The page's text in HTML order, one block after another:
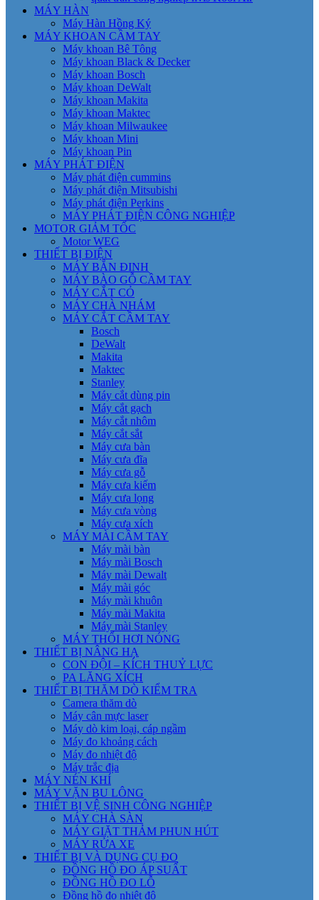
MÁY HÀN
Máy Hàn Hồng Ký
MÁY KHOAN CẦM TAY
Máy khoan Bê Tông
Máy khoan Black & Decker
Máy khoan Bosch
Máy khoan DeWalt
Máy khoan Makita
Máy khoan Maktec
Máy khoan Milwaukee
Máy khoan Mini
Máy khoan Pin
MÁY PHÁT ĐIỆN
Máy phát điện cummins
Máy phát điện Mitsubishi
Máy phát điện Perkins
MÁY PHÁT ĐIỆN CÔNG NGHIỆP
MOTOR GIẢM TỐC
Motor WEG
THIẾT BỊ ĐIỆN
MÁY BẮN ĐINH
MÁY BÀO GỖ CẦM TAY
MÁY CẮT CỎ
MÁY CHÀ NHÁM
MÁY CẮT CẦM TAY
Bosch
DeWalt
Makita
Maktec
Stanley
Máy cắt dùng pin
Máy cắt gạch
Máy cắt nhôm
Máy cắt sắt
Máy cưa bàn
Máy cưa đĩa
Máy cưa gỗ
Máy cưa kiếm
Máy cưa lọng
Máy cưa vòng
Máy cưa xích
MÁY MÀI CẦM TAY
Máy mài bàn
Máy mài Bosch
Máy mài Dewalt
Máy mài góc
Máy mài khuôn
Máy mài Makita
Máy mài Stanley
MÁY THỔI HƠI NÓNG
THIẾT BỊ NÂNG HẠ
CON ĐỘI – KÍCH THUỶ LỰC
PA LĂNG XÍCH
THIẾT BỊ THĂM DÒ KIỂM TRA
Camera thăm dò
Máy cân mực laser
Máy dò kim loại, cáp ngầm
Máy đo khoảng cách
Máy đo nhiệt độ
Máy trắc địa
MÁY NÉN KHÍ
MÁY VẶN BU LÔNG
THIẾT BỊ VỆ SINH CÔNG NGHIỆP
MÁY CHÀ SÀN
MÁY GIẶT THẢM PHUN HÚT
MÁY RỬA XE
THIẾT BỊ VÀ DỤNG CỤ ĐO
ĐỒNG HỒ ĐO ÁP SUẤT
ĐỒNG HỒ ĐO LỖ
Đồng hồ đo nhiệt độ